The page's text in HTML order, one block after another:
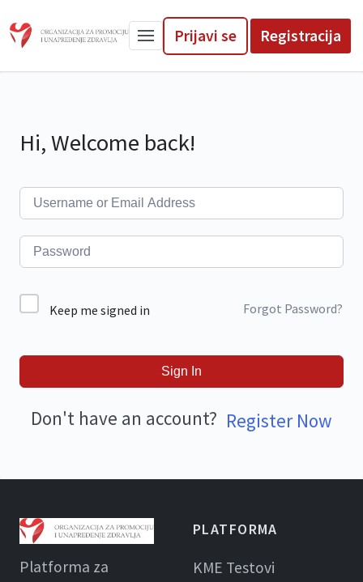
Prijavi se Registracija
Hi, Welcome back!
Keep me signed in Forgot Password?
Sign In
Don't have an account? Register Now
Platforma za
PLATFORMA
KME Testovi